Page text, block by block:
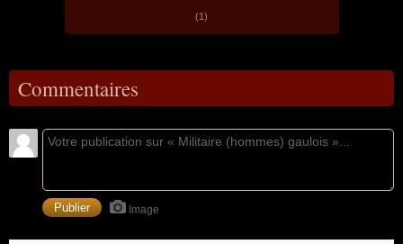
(1)
Commentaires
Image